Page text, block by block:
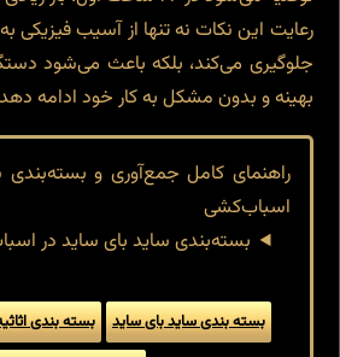
رعایت این نکات نه تنها از آسیب
جلوگیری می‌کند، بلکه باعث می‌شود
بهینه و بدون مشکل به کار خود ادامه
راهنمای کامل جمع‌آوری و بسته‌بندی
اسباب‌کشی
بسته‌بندی ساید بای ساید در
بسته بندی ساید بای ساید بسته بندی